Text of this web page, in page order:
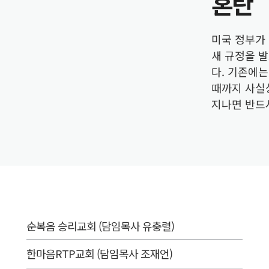
미국 정부
새 규정을
다. 기존에
때까지 사
지나면 반
순복음 승리교회 (담임목사 유충렬)
한마음RTP교회 (담임목사 조재언)